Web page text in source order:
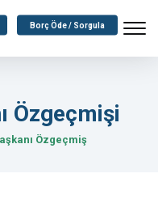
Borç Öde / Sorgula
Özgeçmişi
Özgeçmiş